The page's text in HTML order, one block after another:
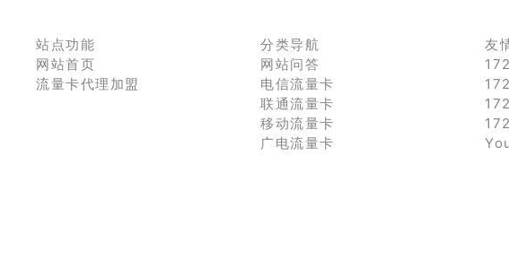
站点功能
网站首页
流量卡代理加盟
分类导航
网站问答
电信流量卡
联通流量卡
移动流量卡
广电流量卡
友